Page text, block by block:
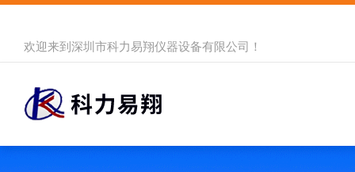
欢迎来到 深圳市科力易翔仪器设备有限公司 ！